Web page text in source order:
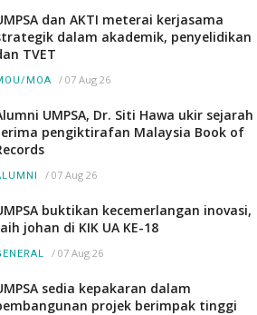
dan AKTI meterai kerjasama
dalam akademik, penyelidikan
TVET
MOA / 07 Aug 26
UMPSA, Dr. Siti Hawa ukir sejarah
pengiktirafan Malaysia Book of
/ 07 Aug 26
buktikan kecemerlangan inovasi,
johan di KIK UA KE-18
/ 07 Aug 26
sedia kepakaran dalam
projek berimpak tinggi